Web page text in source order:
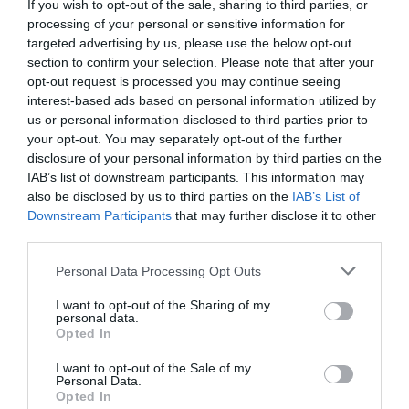
If you wish to opt-out of the sale, sharing to third parties, or
processing of your personal or sensitive information for
targeted advertising by us, please use the below opt-out
section to confirm your selection. Please note that after your
opt-out request is processed you may continue seeing
interest-based ads based on personal information utilized by
us or personal information disclosed to third parties prior to
your opt-out. You may separately opt-out of the further
disclosure of your personal information by third parties on the
IAB’s list of downstream participants. This information may
also be disclosed by us to third parties on the IAB’s List of
Downstream Participants that may further disclose it to other
Personal Data Processing Opt Outs
I want to opt-out of the Sharing of my
personal data.
Opted In
I want to opt-out of the Sale of my
Personal Data.
Opted In
ΜΠΑΛΑ
Η αλήθεια για τον Ετιέν Καμαρά
πετάξει στην κορυφή ενός βουνού και να παραμείνει στη
φωλιά του. Εκεί ο Αετός χτυπάει το ράμφος του σε ένα